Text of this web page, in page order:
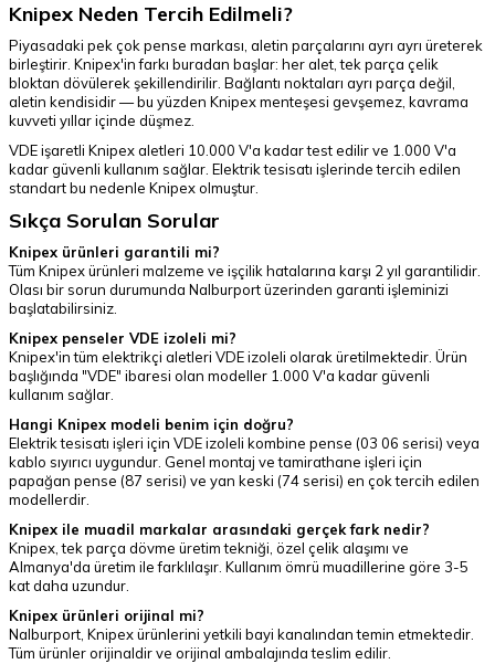
Knipex Neden Tercih Edilmeli?
Piyasadaki pek çok pense markası, aletin parçalarını ayrı ayrı üreterek
birleştirir. Knipex'in farkı buradan başlar: her alet, tek parça çelik
bloktan dövülerek şekillendirilir. Bağlantı noktaları ayrı parça değil,
aletin kendisidir — bu yüzden Knipex menteşesi gevşemez, kavrama
kuvveti yıllar içinde düşmez.
VDE işaretli Knipex aletleri 10.000 V'a kadar test edilir ve 1.000 V'a
kadar güvenli kullanım sağlar. Elektrik tesisatı işlerinde tercih edilen
standart bu nedenle Knipex olmuştur.
Sıkça Sorulan Sorular
Knipex ürünleri garantili mi?
Tüm Knipex ürünleri malzeme ve işçilik hatalarına karşı 2 yıl garantilidir.
Olası bir sorun durumunda Nalburport üzerinden garanti işleminizi
başlatabilirsiniz.
Knipex penseler VDE izoleli mi?
Knipex'in tüm elektrikçi aletleri VDE izoleli olarak üretilmektedir. Ürün
başlığında "VDE" ibaresi olan modeller 1.000 V'a kadar güvenli
kullanım sağlar.
Hangi Knipex modeli benim için doğru?
Elektrik tesisatı işleri için VDE izoleli kombine pense (03 06 serisi) veya
kablo sıyırıcı uygundur. Genel montaj ve tamirathane işleri için
papağan pense (87 serisi) ve yan keski (74 serisi) en çok tercih edilen
modellerdir.
Knipex ile muadil markalar arasındaki gerçek fark nedir?
Knipex, tek parça dövme üretim tekniği, özel çelik alaşımı ve
Almanya'da üretim ile farklılaşır. Kullanım ömrü muadillerine göre 3-5
kat daha uzundur.
Knipex ürünleri orijinal mi?
Nalburport, Knipex ürünlerini yetkili bayi kanalından temin etmektedir.
Tüm ürünler orijinaldir ve orijinal ambalajında teslim edilir.